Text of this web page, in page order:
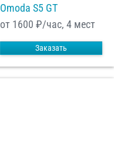
Omoda S5 GT
от 1600 ₽/час, 4 мест
Заказать